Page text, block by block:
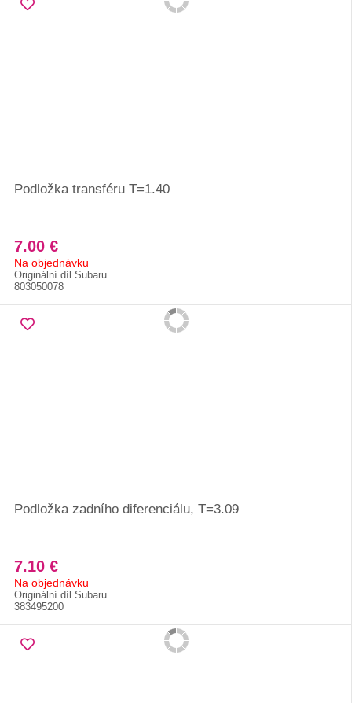
Podložka transféru T=1.40
7.00 €
Na objednávku
Originální díl Subaru
803050078
Podložka zadního diferenciálu, T=3.09
7.10 €
Na objednávku
Originální díl Subaru
383495200